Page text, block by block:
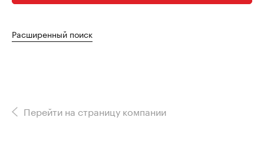
Расширенный поиск
Перейти на страницу компании